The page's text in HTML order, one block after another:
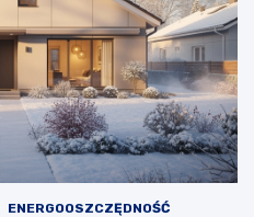
ENERGOOSZCZĘDNOŚĆ